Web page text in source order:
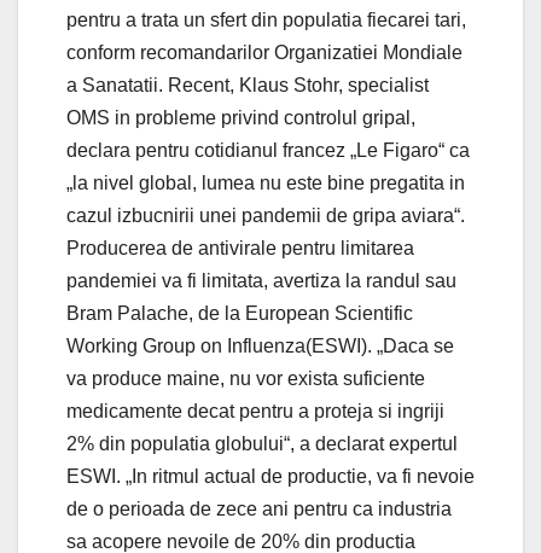
pentru a trata un sfert din populatia fiecarei tari,
conform recomandarilor Organizatiei Mondiale
a Sanatatii. Recent, Klaus Stohr, specialist
OMS in probleme privind controlul gripal,
declara pentru cotidianul francez „Le Figaro“ ca
„la nivel global, lumea nu este bine pregatita in
cazul izbucnirii unei pandemii de gripa aviara“.
Producerea de antivirale pentru limitarea
pandemiei va fi limitata, avertiza la randul sau
Bram Palache, de la European Scientific
Working Group on Influenza(ESWI). „Daca se
va produce maine, nu vor exista suficiente
medicamente decat pentru a proteja si ingriji
2% din populatia globului“, a declarat expertul
ESWI. „In ritmul actual de productie, va fi nevoie
de o perioada de zece ani pentru ca industria
sa acopere nevoile de 20% din productia